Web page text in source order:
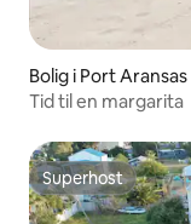
Bolig i Port Aransas
Tid til en margarita
Superhost
Superhost